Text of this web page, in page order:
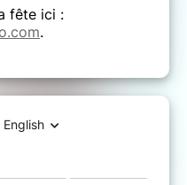
fête ici :
.